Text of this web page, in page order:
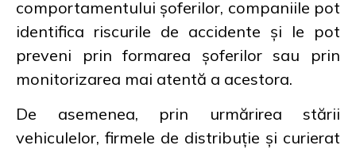
comportamentului șoferilor, companiile pot
identifica riscurile de accidente și le pot
preveni prin formarea șoferilor sau prin
monitorizarea mai atentă a acestora.
De asemenea, prin urmărirea stării
vehiculelor, firmele de distribuție și curierat